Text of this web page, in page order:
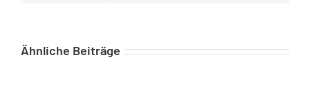
Ähnliche Beiträge